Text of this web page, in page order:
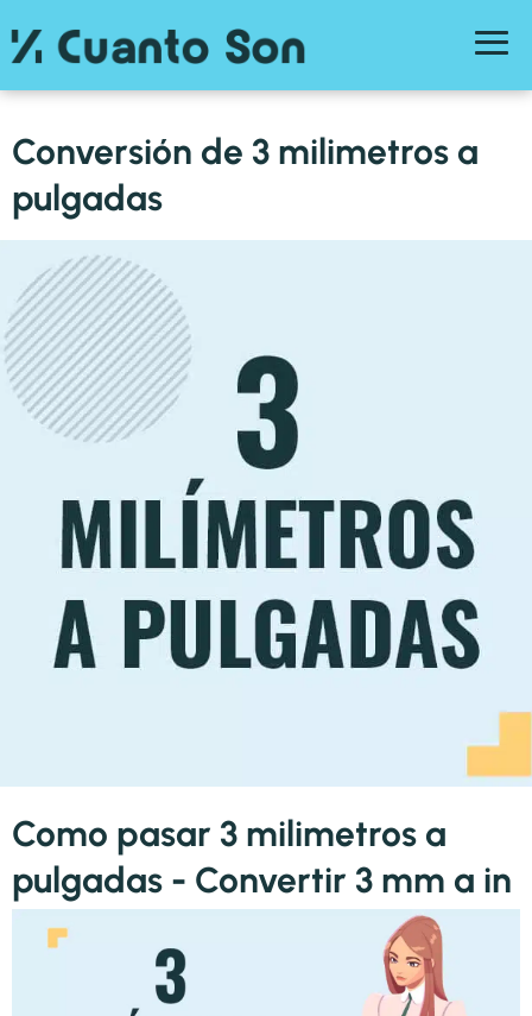
Conversión de 3 milimetros a
pulgadas
Como pasar 3 milimetros a
pulgadas - Convertir 3 mm a in